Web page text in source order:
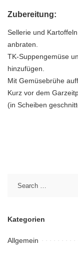
Zubereitung:
Sellerie und
anbraten.
TK-Suppengemüse
hinzufügen.
Mit Gemüsebrühe
Kurz vor dem
(in Scheiben
Kategorien
Allgemein